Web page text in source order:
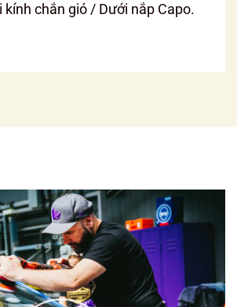
kính chắn gió / Dưới nắp Capo.